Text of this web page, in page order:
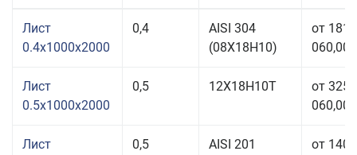
Лист
0.4x1000x2000
0,4
AISI 304
(08Х18Н10)
от 181
060,00
Лист
0.5x1000x2000
0,5 12Х18Н10Т
от 325
060,00
Лист
0,5 AISI 201
от 140